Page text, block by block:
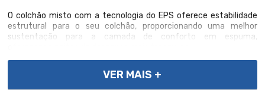
O colchão misto com a tecnologia do EPS oferece estabilidade
estrutural para o seu colchão, proporcionando uma melhor
sustentação para a camada de conforto em espuma,
VER MAIS +